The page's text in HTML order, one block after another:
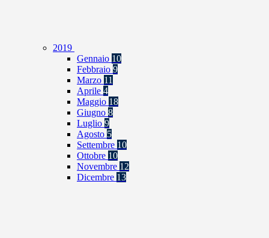
2019
Gennaio 10
Febbraio 9
Marzo 11
Aprile 4
Maggio 18
Giugno 8
Luglio 9
Agosto 5
Settembre 10
Ottobre 10
Novembre 12
Dicembre 13